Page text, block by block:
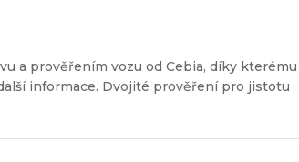
a prověřením vozu od Cebia, díky kterému
informace. Dvojité prověření pro jistotu